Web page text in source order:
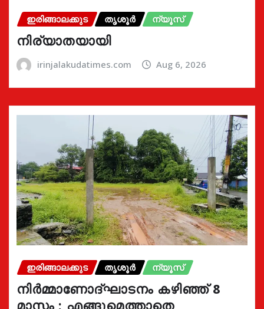
ഇരിങ്ങാലക്കുട തൃശൂർ ന്യൂസ്
നിര്യാതയായി
irinjalakudatimes.com Aug 6, 2026
ഇരിങ്ങാലക്കുട തൃശൂർ ന്യൂസ്
നിർമ്മാണോദ്ഘാടനം കഴിഞ്ഞ് 8
മാസം : എങ്ങുമെത്താതെ